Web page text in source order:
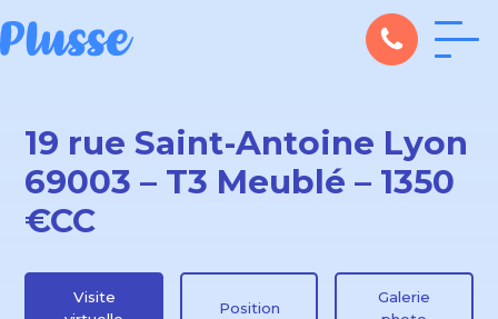
19 rue Saint-Antoine Lyon
69003 – T3 Meublé – 1350
€CC
Visite
Position
Galerie